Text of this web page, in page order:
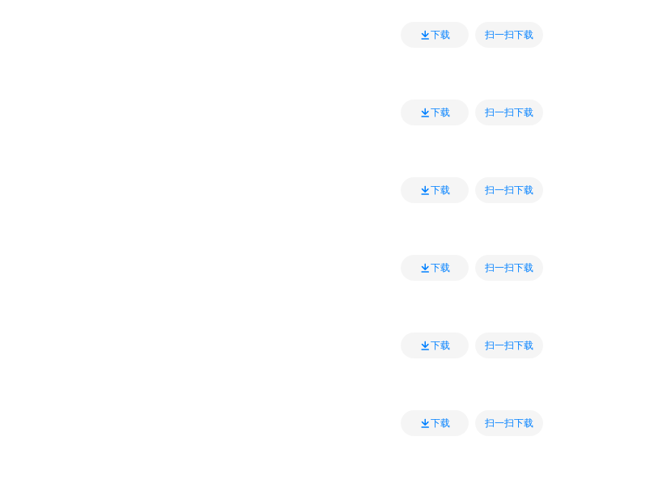
下载 扫一扫下载
下载 扫一扫下载
下载 扫一扫下载
下载 扫一扫下载
下载 扫一扫下载
下载 扫一扫下载